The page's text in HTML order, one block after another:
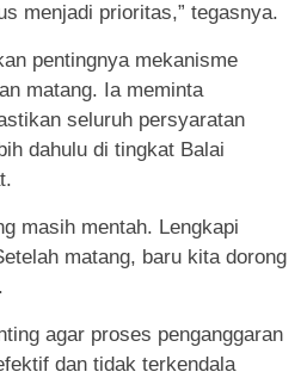
menjadi prioritas,” tegasnya.
pentingnya mekanisme
matang. Ia meminta
seluruh persyaratan
dahulu di tingkat Balai
masih mentah. Lengkapi
matang, baru kita dorong
agar proses penganggaran
dan tidak terkendala